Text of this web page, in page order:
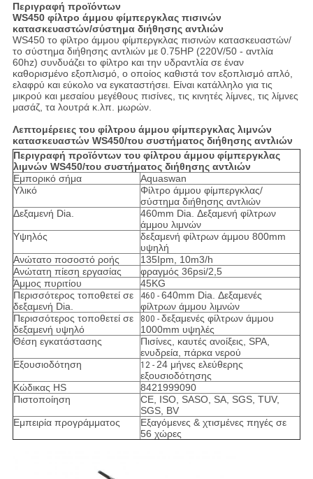
Περιγραφή προϊόντων
WS450 φίλτρο άμμου φίμπεργκλας πισινών
κατασκευαστών/σύστημα διήθησης αντλιών
WS450 το φίλτρο άμμου φίμπεργκλας πισινών κατασκευαστών/
το σύστημα διήθησης αντλιών με 0.75HP (220V/50 - αντλία
60hz) συνδυάζει το φίλτρο και την υδραντλία σε έναν
καθορισμένο εξοπλισμό, ο οποίος καθιστά τον εξοπλισμό απλό,
ελαφρύ και εύκολο να εγκαταστήσει. Είναι κατάλληλο για τις
μικρού και μεσαίου μεγέθους πισίνες, τις κινητές λίμνες, τις λίμνες
μασάζ, τα λουτρά κ.λπ. μωρών.
Λεπτομέρειες του φίλτρου άμμου φίμπεργκλας λιμνών
κατασκευαστών WS450/του συστήματος διήθησης αντλιών
Περιγραφή προϊόντων του φίλτρου άμμου φίμπεργκλας
λιμνών WS450/του συστήματος διήθησης αντλιών
Εμπορικό σήμα
Aquaswan
Υλικό
Φίλτρο άμμου φίμπεργκλας/
σύστημα διήθησης αντλιών
Δεξαμενή Dia.
460mm Dia. Δεξαμενή φίλτρων
άμμου λιμνών
Υψηλός
δεξαμενή φίλτρων άμμου 800mm
υψηλή
Ανώτατο ποσοστό ροής
135Ipm, 10m3/h
Ανώτατη πίεση εργασίας
φραγμός 36psi/2,5
Άμμος πυριτίου
45KG
Περισσότερος τοποθετεί σε
δεξαμενή Dia.
460 - 640mm Dia. Δεξαμενές
φίλτρων άμμου λιμνών
Περισσότερος τοποθετεί σε
δεξαμενή υψηλό
800 - δεξαμενές φίλτρων άμμου
1000mm υψηλές
Θέση εγκατάστασης
Πισίνες, καυτές ανοίξεις, SPA,
ενυδρεία, πάρκα νερού
Εξουσιοδότηση
12 - 24 μήνες ελεύθερης
εξουσιοδότησης
Κώδικας HS
8421999090
Πιστοποίηση
CE, ISO, SASO, SA, SGS, TUV,
SGS, BV
Εμπειρία προγράμματος
Εξαγόμενες & χτισμένες πηγές σε
56 χώρες